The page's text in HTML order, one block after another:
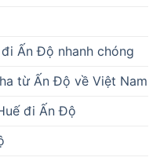
Ấn Độ nhanh chóng
từ Ấn Độ về Việt Nam
đi Ấn Độ